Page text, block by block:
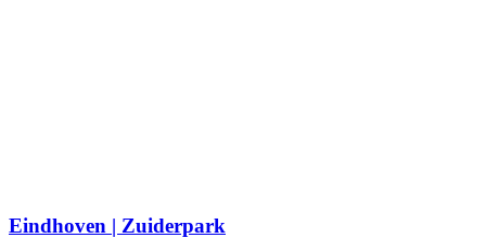
Eindhoven | Zuiderpark